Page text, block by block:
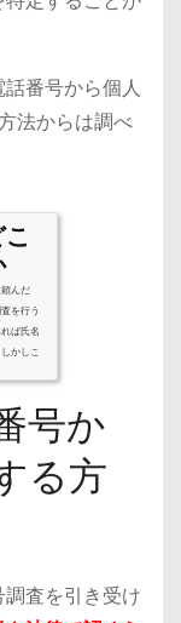
番号から個人
法からは調べ
んだ
を行う
ば氏名
かしこ
情報と
出来る
法が制
号か
る方
査を引き受け